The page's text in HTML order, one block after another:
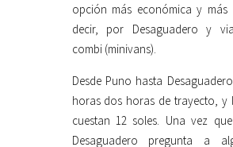
opción más económica y más
decir, por Desaguadero y
combi (minivans).
Desde Puno hasta
horas dos horas de trayecto, y
cuestan 12 soles. Una vez
Desaguadero pregunta a